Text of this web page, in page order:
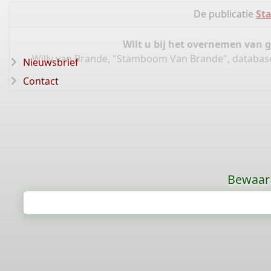
De publicatie
Wilt u bij het overnemen van
Willy van Brande, "Stamboom Van Brande",
Nieuwsbrief
Contact